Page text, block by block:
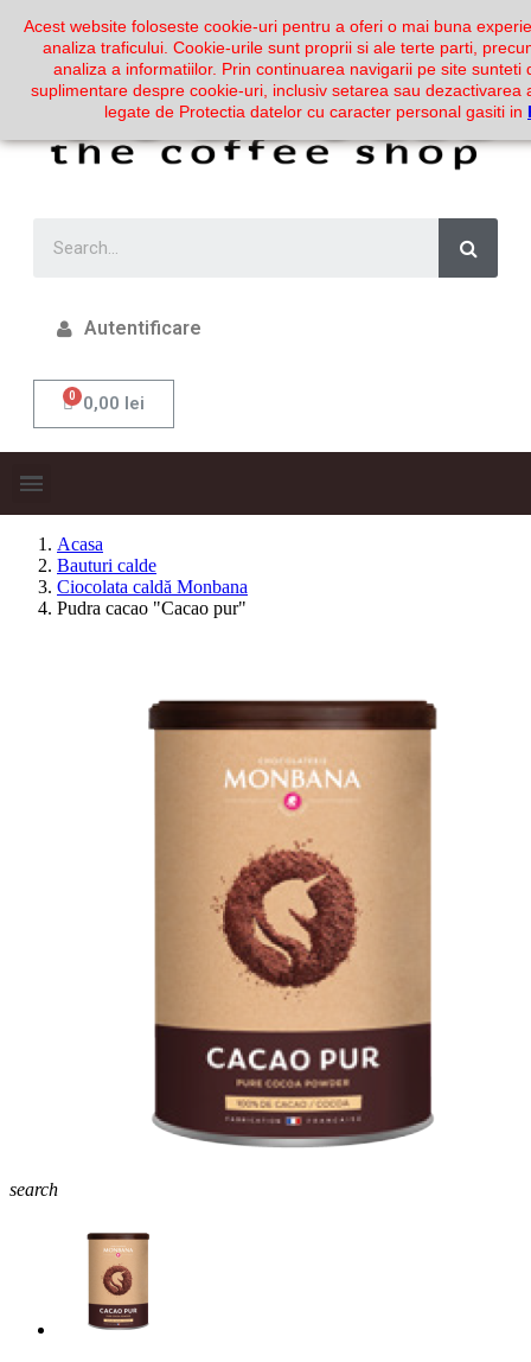
Acest website foloseste cookie-uri pentru a oferi o mai buna
analiza traficului. Cookie-urile sunt proprii si ale terte parti,
analiza a informatiilor. Prin continuarea navigarii pe site sunteti
suplimentare despre cookie-uri, inclusiv setarea sau dezactivarea
legate de Protectia datelor cu caracter personal gasiti in
Autentificare
0,00 lei
Acasa
Bauturi calde
Ciocolata caldă Monbana
Pudra cacao "Cacao pur"
search